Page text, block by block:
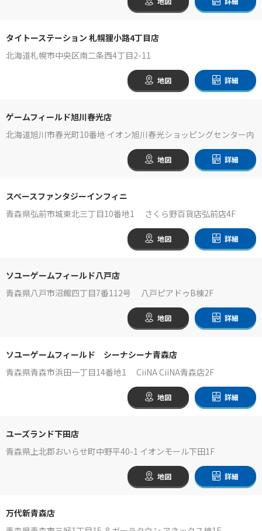
タイトーステーション 札幌狸小路4丁目店
北海道札幌市中央区南二条西4丁目2-11
地図 詳細
ゲームフィールド旭川春光店
北海道旭川市春光町10番地 イオン旭川春光ショッピングセンター内
地図 詳細
スペースファンタジーインフィニ
青森県弘前市城東北三丁目10番地1 さくら野百貨店弘前店4F
地図 詳細
ソユーゲームフィールド八戸店
青森県八戸市沼館四丁目7番112号 八戸ピアドゥB棟2F
地図 詳細
ソユーゲームフィールド シーナシーナ青森店
青森県青森市浜田一丁目14番地1 CiiNA CiiNA青森店2F
地図 詳細
ユーズランド下田店
青森県上北郡おいらせ町中野平40-1 イオンモール下田1F
地図 詳細
万代新青森店